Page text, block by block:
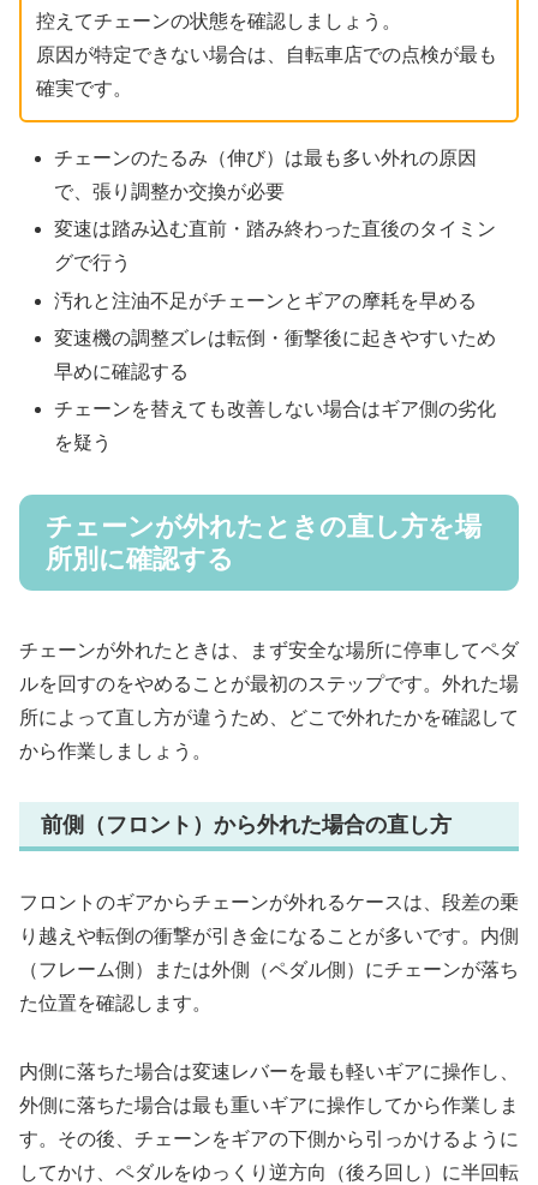
控えてチェーンの状態を確認しましょう。
原因が特定できない場合は、自転車店での点検が最も
確実です。
チェーンのたるみ（伸び）は最も多い外れの原因
で、張り調整か交換が必要
変速は踏み込む直前・踏み終わった直後のタイミン
グで行う
汚れと注油不足がチェーンとギアの摩耗を早める
変速機の調整ズレは転倒・衝撃後に起きやすいため
早めに確認する
チェーンを替えても改善しない場合はギア側の劣化
を疑う
チェーンが外れたときの直し方を場
所別に確認する
チェーンが外れたときは、まず安全な場所に停車してペダ
ルを回すのをやめることが最初のステップです。外れた場
所によって直し方が違うため、どこで外れたかを確認して
から作業しましょう。
前側（フロント）から外れた場合の直し方
フロントのギアからチェーンが外れるケースは、段差の乗
り越えや転倒の衝撃が引き金になることが多いです。内側
（フレーム側）または外側（ペダル側）にチェーンが落ち
た位置を確認します。
内側に落ちた場合は変速レバーを最も軽いギアに操作し、
外側に落ちた場合は最も重いギアに操作してから作業しま
す。その後、チェーンをギアの下側から引っかけるように
してかけ、ペダルをゆっくり逆方向（後ろ回し）に半回転